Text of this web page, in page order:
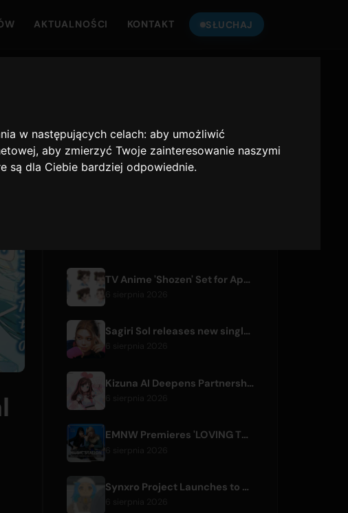
w następujących celach:aby umożliwić
,aby zmierzyć Twoje zainteresowanie naszymi
są dla Ciebie bardziej odpowiednie.
AKTUALNOŚCI KONTAKT SŁUCHAJ
Only Hits Japan
TV Anime 'Shozen' Set for April 2027 Premiere on Fuji TV
Sagiri Sol releases new single 'next to your love' after hiatus
6 sierpnia 2026
Kizuna AI Deepens Partnership with Asobisystem Ahead of 10th Anniversary World Tour
EMNW Premieres 'LOVING TO GET US BY' Music Video on August 7
6 sierpnia 2026
Synxro Project Launches to Create New IP from Fictional Anime Openings